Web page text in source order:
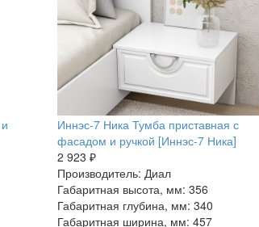
Иннэс-7 Ника Тумба приставная с
фасадом и ручкой [Иннэс-7 Ника]
2 923 ₽
Производитель: Диал
Габаритная высота, мм: 356
Габаритная глубина, мм: 340
Габаритная ширина, мм: 457